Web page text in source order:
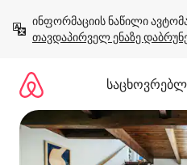
გადასვლა
თავდაპირველ ენაზე